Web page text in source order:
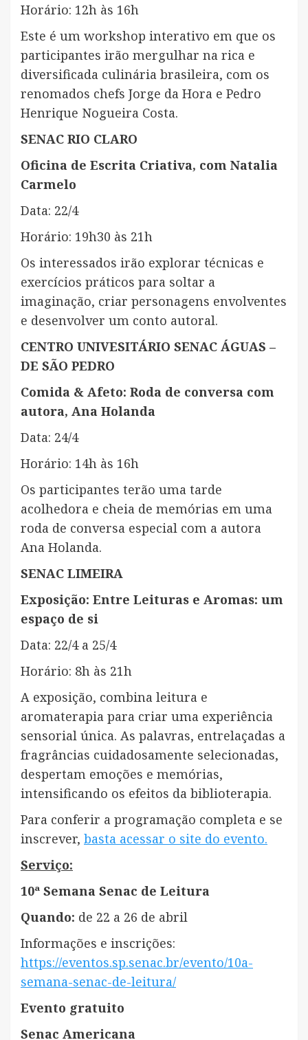
Horário: 12h às 16h
Este é um workshop interativo em que os
participantes irão mergulhar na rica e
diversificada culinária brasileira, com os
renomados chefs Jorge da Hora e Pedro
Henrique Nogueira Costa.
SENAC RIO CLARO
Oficina de Escrita Criativa, com Natalia
Carmelo
Data: 22/4
Horário: 19h30 às 21h
Os interessados irão explorar técnicas e
exercícios práticos para soltar a
imaginação, criar personagens envolventes
e desenvolver um conto autoral.
CENTRO UNIVESITÁRIO SENAC ÁGUAS –
DE SÃO PEDRO
Comida & Afeto: Roda de conversa com
autora, Ana Holanda
Data: 24/4
Horário: 14h às 16h
Os participantes terão uma tarde
acolhedora e cheia de memórias em uma
roda de conversa especial com a autora
Ana Holanda.
SENAC LIMEIRA
Exposição: Entre Leituras e Aromas: um
espaço de si
Data: 22/4 a 25/4
Horário: 8h às 21h
A exposição, combina leitura e
aromaterapia para criar uma experiência
sensorial única. As palavras, entrelaçadas a
fragrâncias cuidadosamente selecionadas,
despertam emoções e memórias,
intensificando os efeitos da biblioterapia.
Para conferir a programação completa e se
inscrever, basta acessar o site do evento.
Serviço:
10ª Semana Senac de Leitura
Quando: de 22 a 26 de abril
Informações e inscrições:
https://eventos.sp.senac.br/evento/10a-
semana-senac-de-leitura/
Evento gratuito
Senac Americana